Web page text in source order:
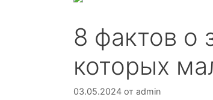
8 фактов о
которых
03.05.2024 от admin